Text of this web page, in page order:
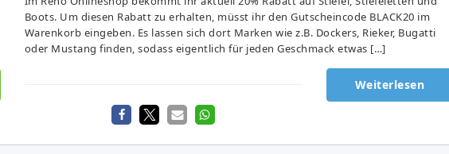
Boots. Um diesen Rabatt zu erhalten, müsst ihr den Gutscheincode BLACK20 im
Warenkorb eingeben. Es lassen sich dort Marken wie z.B. Dockers, Rieker, Bugatti
oder Mustang finden, sodass eigentlich für jeden Geschmack etwas […]
Weiterlesen